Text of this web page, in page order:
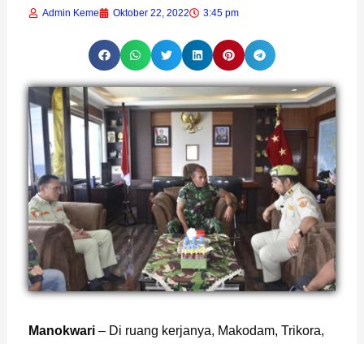
Admin Keme Oktober 22, 2022 3:45 pm
Manokwari– Di ruang kerjanya, Makodam, Trikora,